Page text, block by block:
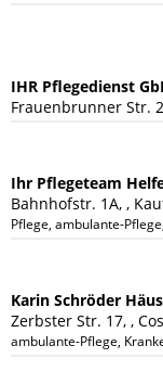
IHR Pflegedienst
Frauenbrunner Str.
Ihr Pflegeteam
Bahnhofstr. 1A, ,
Pflege, ambulante-
Karin Schröder
Zerbster Str. 17, ,
ambulante-Pflege,